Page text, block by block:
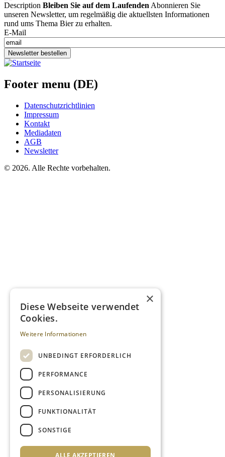
Description Bleiben Sie auf dem Laufenden Abonnieren Sie
unseren Newsletter, um regelmäßig die aktuellsten Informationen
rund ums Thema Bier zu erhalten.
E-Mail
Newsletter bestellen
Footer menu (DE)
Datenschutzrichtlinien
Impressum
Kontakt
Mediadaten
AGB
Newsletter
© 2026. Alle Rechte vorbehalten.
×
Diese Webseite verwendet
Cookies.
Weitere Informationen
UNBEDINGT ERFORDERLICH
PERFORMANCE
PERSONALISIERUNG
FUNKTIONALITÄT
SONSTIGE
ALLE AKZEPTIEREN